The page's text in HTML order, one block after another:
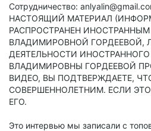
Сотрудничество:
НАСТОЯЩИЙ МАТЕРИАЛ
РАСПРОСТРАНЕН
ВЛАДИМИРОВНОЙ ГОРДЕЕВОЙ,
ДЕЯТЕЛЬНОСТИ ИНОСТРАННОГО
ВЛАДИМИРОВНЫ ГОРДЕЕВОЙ
ВИДЕО, ВЫ ПОДТВЕРЖДАЕТЕ,
СОВЕРШЕННОЛЕТНИМ. ЕСЛИ
ЕГО.
Это интервью мы записали с